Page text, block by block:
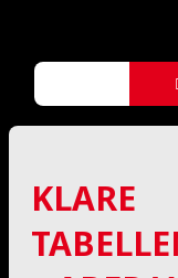
KLARE